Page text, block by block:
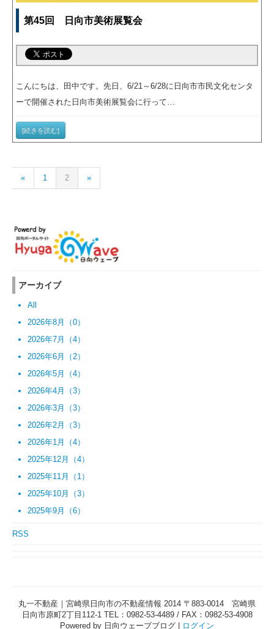
第45回 日向市美術展覧会
こんにちは、田中です。先日、6/21～6/28に日向市市民文化センタ
ーで開催された日向市美術展覧会に行って…
[続きを読む]
« 1 2 »
アーカイブ
All
2026年8月（0）
2026年7月（4）
2026年6月（2）
2026年5月（4）
2026年4月（3）
2026年3月（3）
2026年2月（3）
2026年1月（4）
2025年12月（4）
2025年11月（1）
2025年10月（3）
2025年9月（6）
RSS
丸一不動産｜宮崎県日向市の不動産情報 2014 〒883-0014 宮崎県
日向市原町2丁目112-1 TEL：0982-53-4489 / FAX：0982-53-4908
Powered by 日向ウェーブブログ |
ログイン